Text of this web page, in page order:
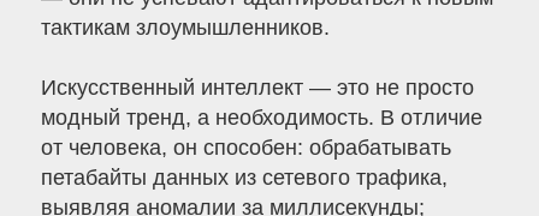
тактикам злоумышленников.
Искусственный интеллект — это не просто
модный тренд, а необходимость. В отличие
от человека, он способен: обрабатывать
петабайты данных из сетевого трафика,
выявляя аномалии за миллисекунды;